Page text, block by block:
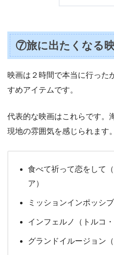
⑦旅に出たくなる
映画は２時間で本当に行った
すめアイテムです。
代表的な映画はこれらです。
現地の雰囲気を感じられます。
食べて祈って恋をして
ア）
ミッションインポッシ
インフェルノ（トルコ
グランドイルージョン（